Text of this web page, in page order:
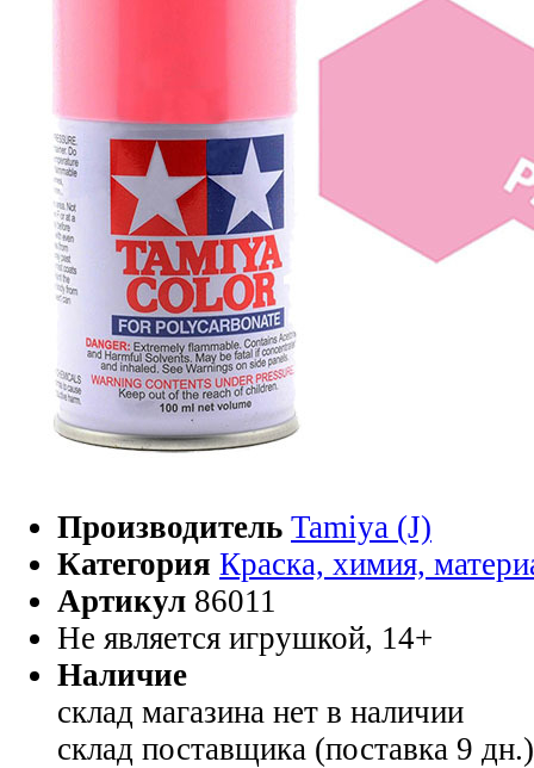
Производитель Tamiya (J)
Категория Краска, химия,
Артикул 86011
Не является игрушкой, 14+
Наличие
склад магазина нет в наличии
склад поставщика (поставка 9